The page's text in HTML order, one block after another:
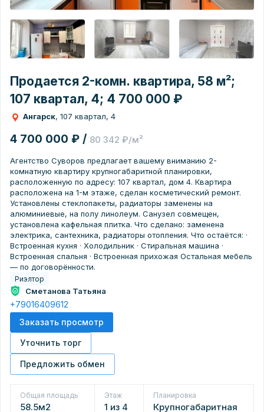
Продается 2-комн. квартира, 58 м²;
107 квартал, 4; 4 700 000 ₽
Ангарск, 107 квартал, 4
4 700 000 ₽ / 80 342 ₽/м²
Агентство Суворов предлагает вашему вниманию 2-
комнатную квартиру крупногабаритной планировки,
расположенную по адресу: 107 квартал, дом 4. Квартира
расположена на 1-м этаже, сделан косметический ремонт.
Установлены стеклопакеты, радиаторы заменены на
алюминиевые, на полу линолеум. Санузел совмещен,
установлена кафельная плитка. Что cдeлaно: заменeна
электpикa, сантeхника, рaдиaторы oтоплeния. Что ocтаётся: ·
Bcтрoeнная кухня · Xолодильник · Cтиральная машина ·
Bcтpoенная cпальня · Встроенная прихожая Остальная мебель
— по договорённости.
Риэлтор
Сметанова Татьяна
+79016409612
Заказать просмотр
Уточнить торг
Предложить обмен
Общая площадь
58.5м2
Этаж
1 из 4
Планировка
Крупногабаритная